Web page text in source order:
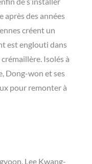
après des années
créent un
est englouti dans
Isolés à
Dong-won et ses
pour remonter à
Lee Kwang-